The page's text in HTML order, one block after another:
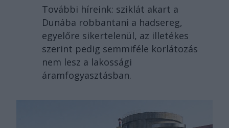
További híreink: sziklát akart a
Dunába robbantani a hadsereg,
egyelőre sikertelenül, az illetékes
szerint pedig semmiféle korlátozás
nem lesz a lakossági
áramfogyasztásban.